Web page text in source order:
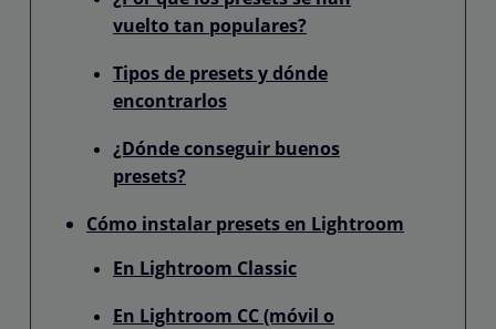
vuelto tan populares?
Tipos de presets y dónde
encontrarlos
¿Dónde conseguir buenos
presets?
Cómo instalar presets en Lightroom
En Lightroom Classic
En Lightroom CC (móvil o